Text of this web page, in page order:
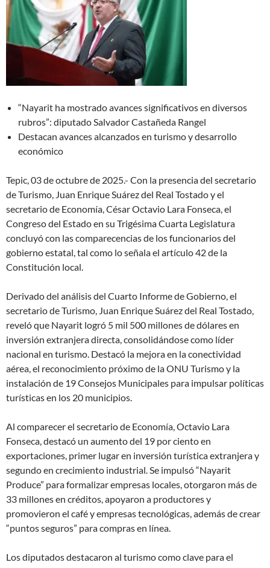
“Nayarit ha mostrado avances significativos en diversos
rubros”: diputado Salvador Castañeda Rangel
Destacan avances alcanzados en turismo y desarrollo
económico
Tepic, 03 de octubre de 2025.- Con la presencia del secretario
de Turismo, Juan Enrique Suárez del Real Tostado y el
secretario de Economía, César Octavio Lara Fonseca, el
Congreso del Estado en su Trigésima Cuarta Legislatura
concluyó con las comparecencias de los funcionarios del
gobierno estatal, tal como lo señala el artículo 42 de la
Constitución local.
Derivado del análisis del Cuarto Informe de Gobierno, el
secretario de Turismo, Juan Enrique Suárez del Real Tostado,
reveló que Nayarit logró 5 mil 500 millones de dólares en
inversión extranjera directa, consolidándose como líder
nacional en turismo. Destacó la mejora en la conectividad
aérea, el reconocimiento próximo de la ONU Turismo y la
instalación de 19 Consejos Municipales para impulsar políticas
turísticas en los 20 municipios.
Al comparecer el secretario de Economía, Octavio Lara
Fonseca, destacó un aumento del 19 por ciento en
exportaciones, primer lugar en inversión turística extranjera y
segundo en crecimiento industrial. Se impulsó “Nayarit
Produce” para formalizar empresas locales, otorgaron más de
33 millones en créditos, apoyaron a productores y
promovieron el café y empresas tecnológicas, además de crear
“puntos seguros” para compras en línea.
Los diputados destacaron al turismo como clave para el